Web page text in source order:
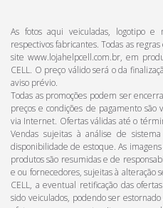
As fotos aqui veiculadas, logotipo
respectivos fabricantes. Todas as
site www.lojahelpcell.com.br, em
CELL. O preço válido será o da
aviso prévio.
Todas as promoções podem ser
preços e condições de pagamento
via Internet. Ofertas válidas até o
Vendas sujeitas à análise de
disponibilidade de estoque. As
produtos são resumidas e de
e ou fornecedores, sujeitas à alteração
CELL, a eventual retificação das
sido veiculados, podendo ser